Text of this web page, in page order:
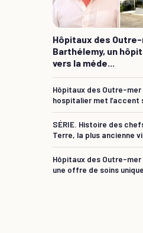
Hôpitaux des
Barthélemy, un
vers la méde...
Hôpitaux des Outre-
hospitalier met l’accent
SÉRIE. Histoire des
Terre, la plus ancienne
Hôpitaux des Outre-
une offre de soins